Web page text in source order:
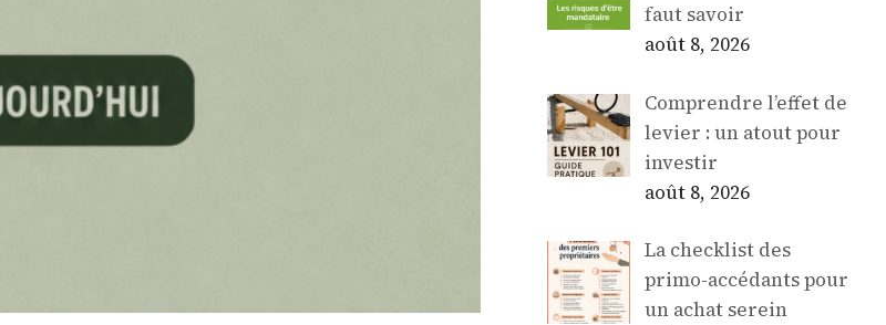
faut savoir
août 8, 2026
Comprendre l’effet de
levier : un atout pour
investir
août 8, 2026
La checklist des
primo-accédants pour
un achat serein